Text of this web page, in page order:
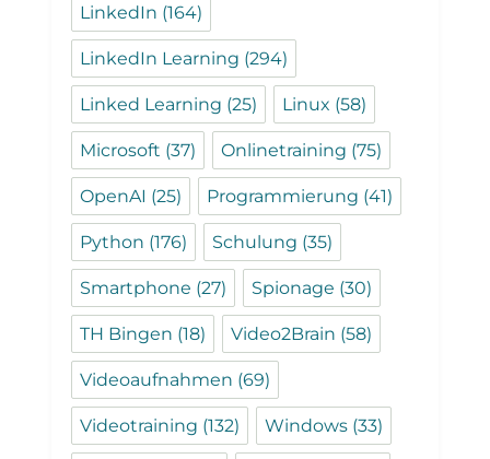
LinkedIn (164)
LinkedIn Learning (294)
Linked Learning (25) Linux (58)
Microsoft (37) Onlinetraining (75)
OpenAI (25) Programmierung (41)
Python (176) Schulung (35)
Smartphone (27) Spionage (30)
TH Bingen (18) Video2Brain (58)
Videoaufnahmen (69)
Videotraining (132) Windows (33)